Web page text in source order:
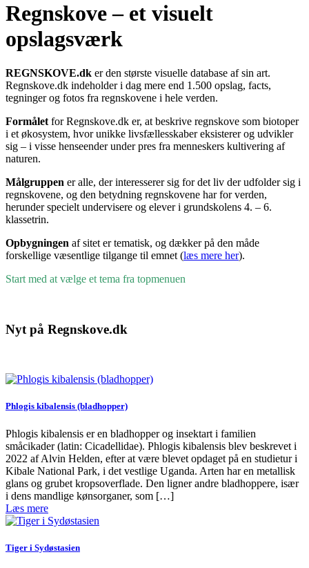
Regnskove – et visuelt
opslagsværk
REGNSKOVE.dk er den største visuelle database af sin art.
Regnskove.dk indeholder i dag mere end 1.500 opslag, facts,
tegninger og fotos fra regnskovene i hele verden.
Formålet for Regnskove.dk er, at beskrive regnskove som biotoper
i et økosystem, hvor unikke livsfællesskaber eksisterer og udvikler
sig – i visse henseender under pres fra menneskers kultivering af
naturen.
Målgruppen er alle, der interesserer sig for det liv der udfolder sig i
regnskovene, og den betydning regnskovene har for verden,
herunder specielt undervisere og elever i grundskolens 4. – 6.
klassetrin.
Opbygningen af sitet er tematisk, og dækker på den måde
forskellige væsentlige tilgange til emnet (læs mere her).
Start med at vælge et tema fra topmenuen
Nyt på Regnskove.dk
Phlogis kibalensis (bladhopper)
Phlogis kibalensis er en bladhopper og insektart i familien
småcikader (latin: Cicadellidae). Phlogis kibalensis blev beskrevet i
2022 af Alvin Helden, efter at være blevet opdaget på en studietur i
Kibale National Park, i det vestlige Uganda. Arten har en metallisk
glans og grubet kropsoverflade. Den ligner andre bladhoppere, især
i dens mandlige kønsorganer, som […]
Læs mere
Tiger i Sydøstasien